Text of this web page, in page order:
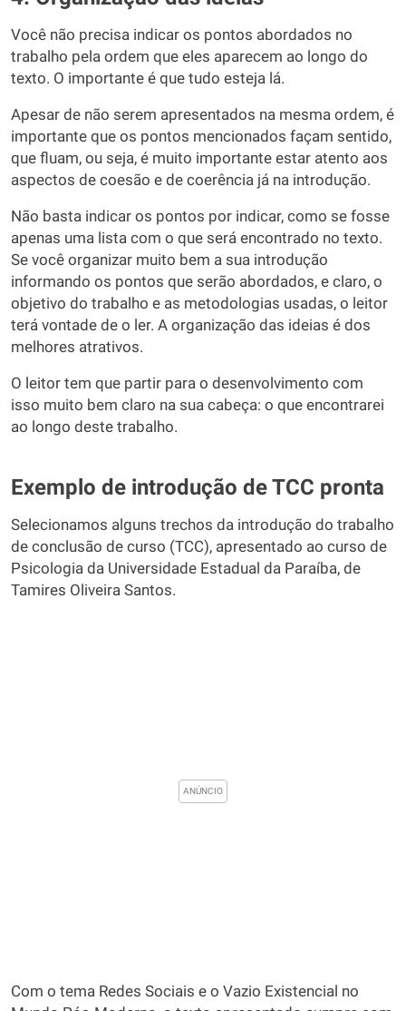
Você não precisa indicar os pontos abordados no
trabalho pela ordem que eles aparecem ao longo do
texto. O importante é que tudo esteja lá.
Apesar de não serem apresentados na mesma ordem, é
importante que os pontos mencionados façam sentido,
que fluam, ou seja, é muito importante estar atento aos
aspectos de coesão e de coerência já na introdução.
Não basta indicar os pontos por indicar, como se fosse
apenas uma lista com o que será encontrado no texto.
Se você organizar muito bem a sua introdução
informando os pontos que serão abordados, e claro, o
objetivo do trabalho e as metodologias usadas, o leitor
terá vontade de o ler. A organização das ideias é dos
melhores atrativos.
O leitor tem que partir para o desenvolvimento com
isso muito bem claro na sua cabeça: o que encontrarei
ao longo deste trabalho.
Exemplo de introdução de TCC pronta
Selecionamos alguns trechos da introdução do trabalho
de conclusão de curso (TCC), apresentado ao curso de
Psicologia da Universidade Estadual da Paraíba, de
Tamires Oliveira Santos.
Com o tema Redes Sociais e o Vazio Existencial no